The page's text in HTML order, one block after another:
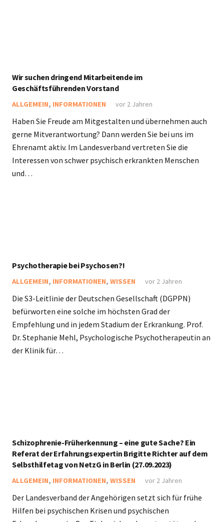
Wir suchen dringend Mitarbeitende im
Geschäftsführenden Vorstand
ALLGEMEIN, INFORMATIONEN vor 2 Jahren
Haben Sie Freude am Mitgestalten und übernehmen auch
gerne Mitverantwortung? Dann werden Sie bei uns im
Ehrenamt aktiv. Im Landesverband vertreten Sie die
Interessen von schwer psychisch erkrankten Menschen
und…
Psychotherapie bei Psychosen?!
ALLGEMEIN, INFORMATIONEN, WISSEN vor 2 Jahren
Die S3-Leitlinie der Deutschen Gesellschaft (DGPPN)
befürworten eine solche im höchsten Grad der
Empfehlung und in jedem Stadium der Erkrankung. Prof.
Dr. Stephanie Mehl, Psychologische Psychotherapeutin an
der Klinik für…
Schizophrenie-Früherkennung – eine gute Sache? Ein
Referat der Erfahrungsexpertin Brigitte Richter auf dem
Selbsthilfetag von NetzG in Berlin (27.09.2023)
ALLGEMEIN, INFORMATIONEN, WISSEN vor 2 Jahren
Der Landesverband der Angehörigen setzt sich für frühe
Hilfen bei psychischen Krisen und psychischen